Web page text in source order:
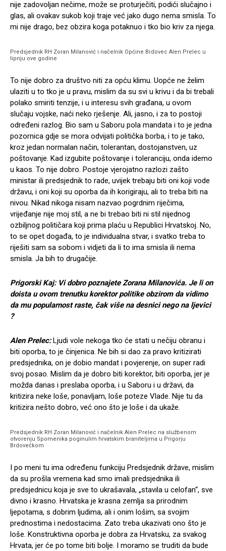
nije zadovoljan nečime, može se proturječiti, podići slučajno i
glas, ali ovakav sukob koji traje već jako dugo nema smisla. To
mi nije drago, bez obzira koga potaknuo i tko bio kriv za njega.
Predsjednik RH Zoran Milanović i načelnik Općine Brdovec Alen Prelec u
lipnju ove godine
To nije dobro za društvo niti za opću klimu. Uopće ne želim
ulaziti u to tko je u pravu, mislim da su svi u krivu i da bi trebali
polako smiriti tenzije, i u interesu svih građana, u ovom
slučaju vojske, naći neko rješenje. Ali, jasno, i za to postoji
određeni razlog. Bio sam u Saboru pola mandata i to je jedna
pozornica gdje se mora odvijati politička borba, i to je tako,
kroz jedan normalan način, tolerantan, dostojanstven, uz
poštovanje. Kad izgubite poštovanje i toleranciju, onda idemo
u kaos. To nije dobro. Postoje vjerojatno razlozi zašto
ministar ili predsjednik to rade, uvijek trebaju biti oni koji vode
državu, i oni koji su oporba da ih korigiraju, ali to treba biti na
nivou. Nikad nikoga nisam nazvao pogrdnim riječima,
vrijeđanje nije moj stil, a ne bi trebao biti ni stil nijednog
ozbiljnog političara koji prima plaću u Republici Hrvatskoj. No,
to se opet događa, to je individualna stvar, i svatko treba to
riješiti sam sa sobom i vidjeti da li to ima smisla ili nema
smisla. Ja bih to drugačije.
Prigorski Kaj: Vi dobro poznajete Zorana Milanovića. Je li on
doista u ovom trenutku korektor politike obzirom da vidimo
da mu popularnost raste, čak više na desnici nego na ljevici
?
Alen Prelec: Ljudi vole nekoga tko će stati u nečiju obranu i
biti oporba, to je činjenica. Ne bih si dao za pravo kritizirati
predsjednika, on je dobio mandat i povjerenje, on super radi
svoj posao. Mislim da je dobro biti korektor, biti oporba, jer je
možda danas i preslaba oporba, i u Saboru i u državi, da
kritizira neke loše, ponavljam, loše poteze Vlade. Nije tu da
kritizira nešto dobro, već ono što je loše i da ukaže.
Predsjednik RH Zoran Milanović i načelnik Alen Prelec na službenom
otvorenju Spomenika poginulim hrvatskim braniteljima u Prigorju
Brdovečkom
I po meni tu ima određenu funkciju Predsjednik države, mislim
da su prošla vremena kad smo imali predsjednika ili
predsjednicu koja je sve to ukrašavala, „stavila u celofan“, sve
divno i krasno. Hrvatska je krasna zemlja sa prirodnim
ljepotama, s dobrim ljudima, ali i onim lošim, sa svojim
prednostima i nedostacima. Zato treba ukazivati ono što je
loše. Konstruktivna oporba je dobra za Hrvatsku, za svakog
Hrvata, jer će po tome biti bolje. I moramo se truditi da bude